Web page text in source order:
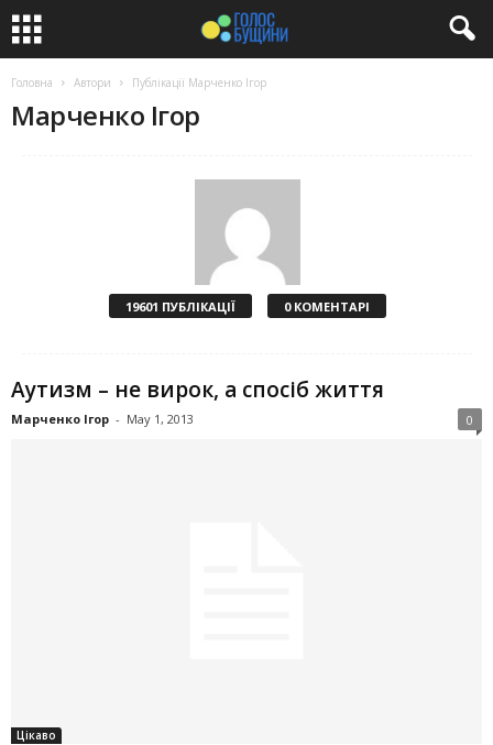
Головна Автори Публікації Марченко Ігор
Марченко Ігор
19601 ПУБЛІКАЦІЇ 0 КОМЕНТАРІ
Аутизм – не вирок, а спосіб життя
Марченко Ігор - May 1, 2013 0
Цікаво